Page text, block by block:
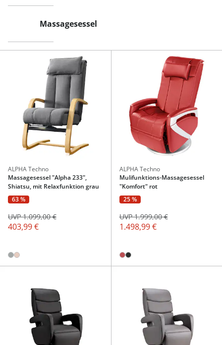
Massagesessel
ALPHA Techno
Massagesessel "Alpha 233",
Shiatsu, mit Relaxfunktion grau
63 %
403,99 €
UVP 1.099,00 €
ALPHA Techno
Mulifunktions-Massagesessel
"Komfort" rot
25 %
1.498,99 €
UVP 1.999,00 €